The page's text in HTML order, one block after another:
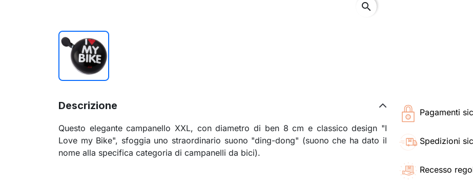
search
Pagamenti
Spedizioni
Recesso
Descrizione
Questo elegante campanello XXL, con diametro di ben 8 cm e classico design "I
Love my Bike", sfoggia uno straordinario suono "ding-dong" (suono che ha dato il
nome alla specifica categoria di campanelli da bici).